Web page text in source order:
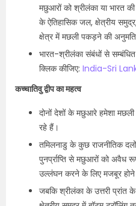
मछुआरों को श्रीलंका या भारत
के ऐतिहासिक जल, क्षेत्रीय
क्षेत्र में मछली पकड़ने की
भारत-श्रीलंका संबंधों से
क्लिक कीजिए: India-Sri
कच्चातिवु द्वीप का महत्व
दोनों देशों के मछुआरे हमेशा
रहे हैं।
तमिलनाडु के कुछ राजनीतिक
पुनर्प्राप्ति से मछुआरों को अवैध
उल्लंघन करने के लिए मजबूर होने
जबकि श्रीलंका के उत्तरी प्रांत